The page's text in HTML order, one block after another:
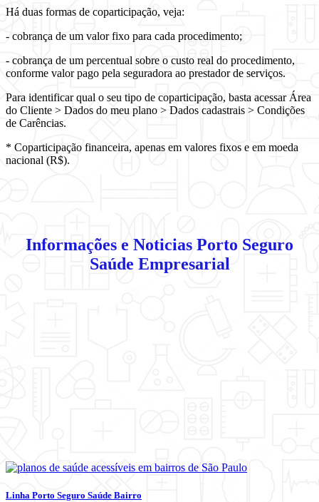
Há duas formas de coparticipação, veja:
- cobrança de um valor fixo para cada procedimento;
- cobrança de um percentual sobre o custo real do procedimento,
conforme valor pago pela seguradora ao prestador de serviços.
Para identificar qual o seu tipo de coparticipação, basta acessar Área
do Cliente > Dados do meu plano > Dados cadastrais > Condições
de Carências.
* Coparticipação financeira, apenas em valores fixos e em moeda
nacional (R$).
Informações e Noticias Porto Seguro
Saúde Empresarial
Linha Porto Seguro Saúde Bairro